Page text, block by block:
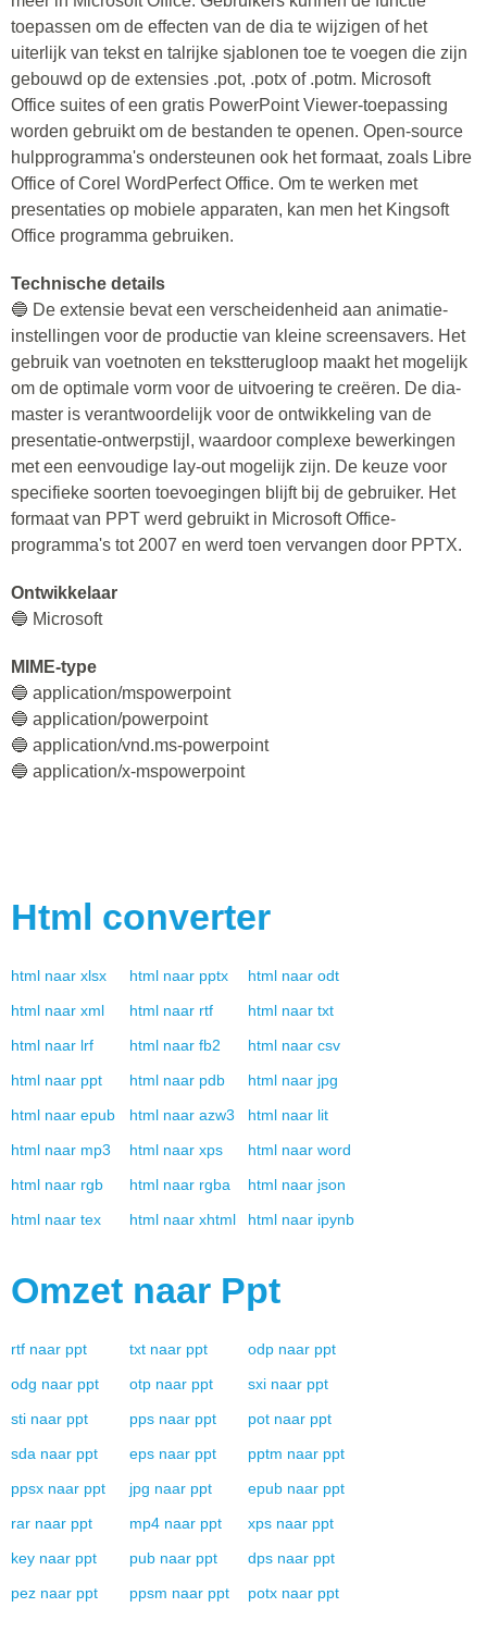
toepassen om de effecten van de dia te wijzigen of het
uiterlijk van tekst en talrijke sjablonen toe te voegen die zijn
gebouwd op de extensies .pot, .potx of .potm. Microsoft
Office suites of een gratis PowerPoint Viewer-toepassing
worden gebruikt om de bestanden te openen. Open-source
hulpprogramma's ondersteunen ook het formaat, zoals Libre
Office of Corel WordPerfect Office. Om te werken met
presentaties op mobiele apparaten, kan men het Kingsoft
Office programma gebruiken.
Technische details
🔵 De extensie bevat een verscheidenheid aan animatie-
instellingen voor de productie van kleine screensavers. Het
gebruik van voetnoten en tekstterugloop maakt het mogelijk
om de optimale vorm voor de uitvoering te creëren. De dia-
master is verantwoordelijk voor de ontwikkeling van de
presentatie-ontwerpstijl, waardoor complexe bewerkingen
met een eenvoudige lay-out mogelijk zijn. De keuze voor
specifieke soorten toevoegingen blijft bij de gebruiker. Het
formaat van PPT werd gebruikt in Microsoft Office-
programma's tot 2007 en werd toen vervangen door PPTX.
Ontwikkelaar
🔵 Microsoft
MIME-type
🔵 application/mspowerpoint
🔵 application/powerpoint
🔵 application/vnd.ms-powerpoint
🔵 application/x-mspowerpoint
Html converter
html naar xlsx html naar pptx html naar odt
html naar xml html naar rtf html naar txt
html naar lrf html naar fb2 html naar csv
html naar ppt html naar pdb html naar jpg
html naar epub html naar azw3 html naar lit
html naar mp3 html naar xps html naar word
html naar rgb html naar rgba html naar json
html naar tex html naar xhtml html naar ipynb
Omzet naar Ppt
rtf naar ppt txt naar ppt odp naar ppt
odg naar ppt otp naar ppt sxi naar ppt
sti naar ppt pps naar ppt pot naar ppt
sda naar ppt eps naar ppt pptm naar ppt
ppsx naar ppt jpg naar ppt epub naar ppt
rar naar ppt mp4 naar ppt xps naar ppt
key naar ppt pub naar ppt dps naar ppt
pez naar ppt ppsm naar ppt potx naar ppt